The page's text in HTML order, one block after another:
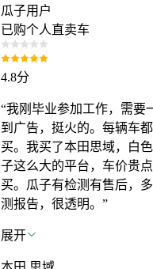
瓜子用户
已购个人直卖车
4.8分
“我刚毕业参加工作，需要
到广告，挺火的。每辆车
买。我买了本田思域，白
子这么大的平台，车价贵
买。瓜子有检测有售后，
测报告，很透明。”
展开